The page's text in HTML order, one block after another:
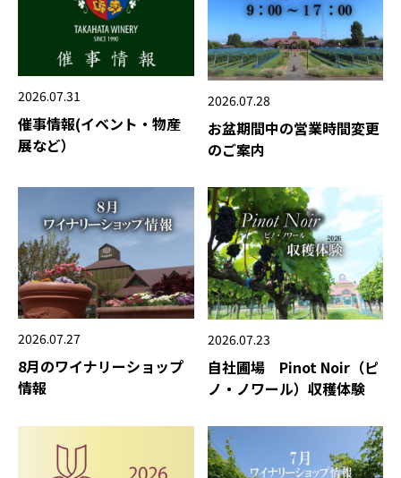
2026.07.31
催事情報(イベント・物産
展など）
2026.07.28
お盆期間中の営業時間変更
のご案内
2026.07.27
8月のワイナリーショップ
情報
2026.07.23
自社圃場 Pinot Noir（ピ
ノ・ノワール）収穫体験